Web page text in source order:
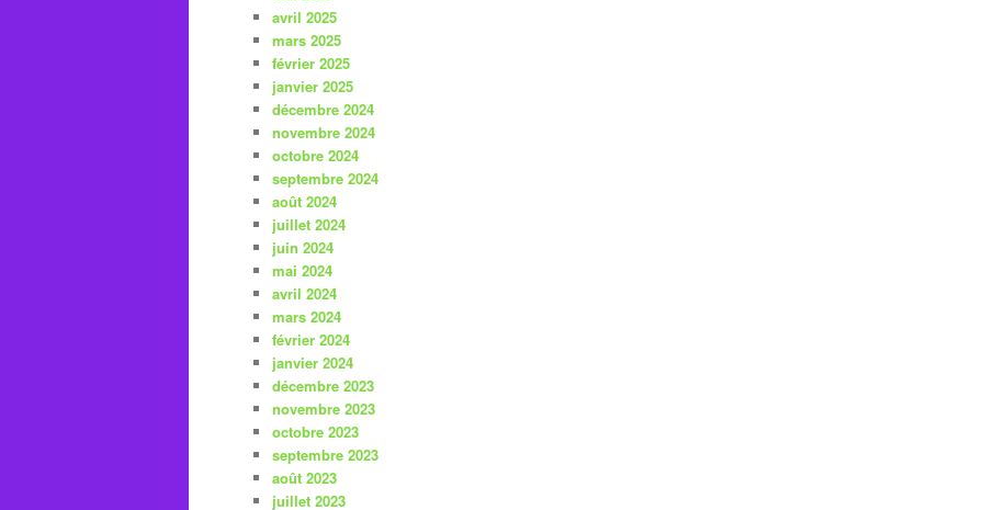
avril 2025
mars 2025
février 2025
janvier 2025
décembre 2024
novembre 2024
octobre 2024
septembre 2024
août 2024
juillet 2024
juin 2024
mai 2024
avril 2024
mars 2024
février 2024
janvier 2024
décembre 2023
novembre 2023
octobre 2023
septembre 2023
août 2023
juillet 2023